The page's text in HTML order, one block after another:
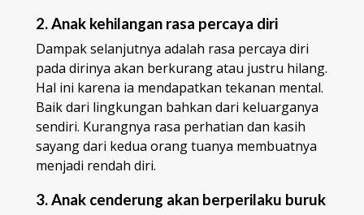
2. Anak kehilangan rasa percaya diri
Dampak selanjutnya adalah rasa percaya diri
pada dirinya akan berkurang atau justru hilang.
Hal ini karena ia mendapatkan tekanan mental.
Baik dari lingkungan bahkan dari keluarganya
sendiri. Kurangnya rasa perhatian dan kasih
sayang dari kedua orang tuanya membuatnya
menjadi rendah diri.
3. Anak cenderung akan berperilaku buruk